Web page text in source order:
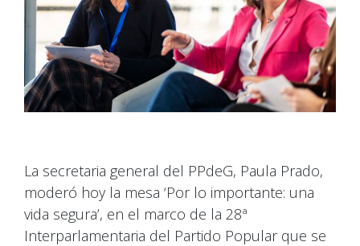
La secretaria general del PPdeG, Paula Prado,
moderó hoy la mesa ‘Por lo importante: una
vida segura’, en el marco de la 28ª
Interparlamentaria del Partido Popular que se